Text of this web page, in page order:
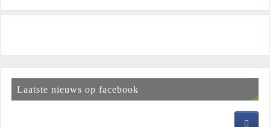
Laatste nieuws op facebook